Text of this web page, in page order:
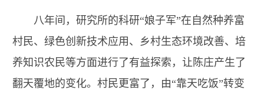
八年间，研究所的科研“娘子军”在自然种养富
村民、绿色创新技术应用、乡村生态环境改善、培
养知识农民等方面进行了有益探索，让陈庄产生了
翻天覆地的变化。村民更富了，由“靠天吃饭”转变